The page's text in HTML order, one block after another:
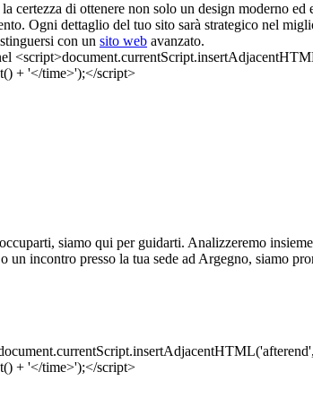
certezza di ottenere non solo un design moderno
Ogni dettaglio del tuo sito sarà strategico nel
con un sito web avanzato.
siamo qui per guidarti. Analizzeremo
incontro presso la tua sede ad Argegno, siamo